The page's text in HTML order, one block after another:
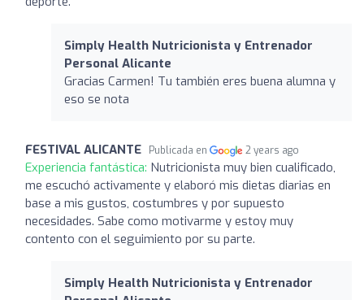
Simply Health Nutricionista y Entrenador
Personal Alicante
Gracias Carmen! Tu también eres buena alumna y
eso se nota
FESTIVAL ALICANTE Publicada en 2 years ago
Experiencia fantástica: Nutricionista muy bien cualificado,
me escuchó activamente y elaboró mis dietas diarias en
base a mis gustos, costumbres y por supuesto
necesidades. Sabe como motivarme y estoy muy
contento con el seguimiento por su parte.
Simply Health Nutricionista y Entrenador